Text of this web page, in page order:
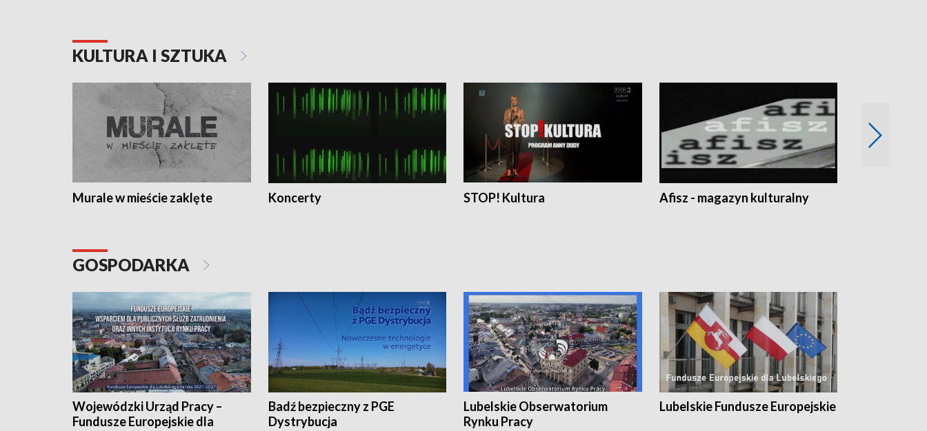
KULTURA I SZTUKA
Murale w mieście zaklęte Koncerty STOP! Kultura Afisz - magazyn kulturalny
GOSPODARKA
Wojewódzki Urząd Pracy –
Fundusze Europejskie dla
Badź bezpieczny z PGE
Dystrybucja
Lubelskie Obserwatorium
Rynku Pracy
Lubelskie Fundusze Europejskie